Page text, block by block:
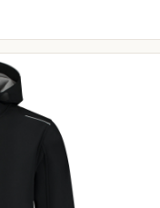
89,95